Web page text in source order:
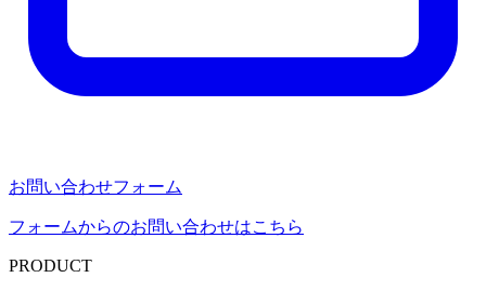
お問い合わせフォーム
フォームからのお問い合わせはこちら
PRODUCT